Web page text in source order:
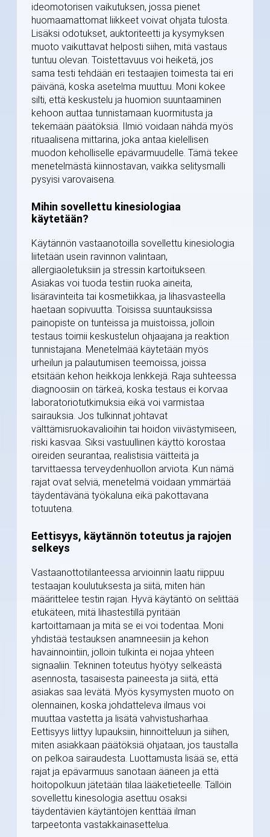
ideomotorisen vaikutuksen, jossa pienet
huomaamattomat liikkeet voivat ohjata tulosta.
Lisäksi odotukset, auktoriteetti ja kysymyksen
muoto vaikuttavat helposti siihen, mitä vastaus
tuntuu olevan. Toistettavuus voi heiketä, jos
sama testi tehdään eri testaajien toimesta tai eri
päivänä, koska asetelma muuttuu. Moni kokee
silti, että keskustelu ja huomion suuntaaminen
kehoon auttaa tunnistamaan kuormitusta ja
tekemään päätöksiä. Ilmiö voidaan nähdä myös
rituaalisena mittarina, joka antaa kielellisen
muodon keholliselle epävarmuudelle. Tämä tekee
menetelmästä kiinnostavan, vaikka selitysmalli
pysyisi varovaisena.
Mihin sovellettu kinesiologiaa
käytetään?
Käytännön vastaanotoilla sovellettu kinesiologia
liitetään usein ravinnon valintaan,
allergiaoletuksiin ja stressin kartoitukseen.
Asiakas voi tuoda testiin ruoka aineita,
lisäravinteita tai kosmetiikkaa, ja lihasvasteella
haetaan sopivuutta. Toisissa suuntauksissa
painopiste on tunteissa ja muistoissa, jolloin
testaus toimii keskustelun ohjaajana ja reaktion
tunnistajana. Menetelmää käytetään myös
urheilun ja palautumisen teemoissa, joissa
etsitään kehon heikkoja lenkkejä. Raja suhteessa
diagnoosiin on tärkeä, koska testaus ei korvaa
laboratoriotutkimuksia eikä voi varmistaa
sairauksia. Jos tulkinnat johtavat
välttämisruokavalioihin tai hoidon viivästymiseen,
riski kasvaa. Siksi vastuullinen käyttö korostaa
oireiden seurantaa, realistisia väitteitä ja
tarvittaessa terveydenhuollon arviota. Kun nämä
rajat ovat selviä, menetelmä voidaan ymmärtää
täydentävänä työkaluna eikä pakottavana
totuutena.
Eettisyys, käytännön toteutus ja rajojen
selkeys
Vastaanottotilanteessa arvioinnin laatu riippuu
testaajan koulutuksesta ja siitä, miten hän
määrittelee testin rajan. Hyvä käytäntö on selittää
etukäteen, mitä lihastestillä pyritään
kartoittamaan ja mitä se ei voi todentaa. Moni
yhdistää testauksen anamneesiin ja kehon
havainnointiin, jolloin tulkinta ei nojaa yhteen
signaaliin. Tekninen toteutus hyötyy selkeästä
asennosta, tasaisesta paineesta ja siitä, että
asiakas saa levätä. Myös kysymysten muoto on
olennainen, koska johdatteleva ilmaus voi
muuttaa vastetta ja lisätä vahvistusharhaa.
Eettisyys liittyy lupauksiin, hinnoitteluun ja siihen,
miten asiakkaan päätöksiä ohjataan, jos taustalla
on pelkoa sairaudesta. Luottamusta lisää se, että
rajat ja epävarmuus sanotaan ääneen ja että
hoitopolkuun jätetään tilaa lääketieteelle. Tällöin
sovellettu kinesologia asettuu osaksi
täydentävien käytäntöjen kenttää ilman
tarpeetonta vastakkainasettelua.